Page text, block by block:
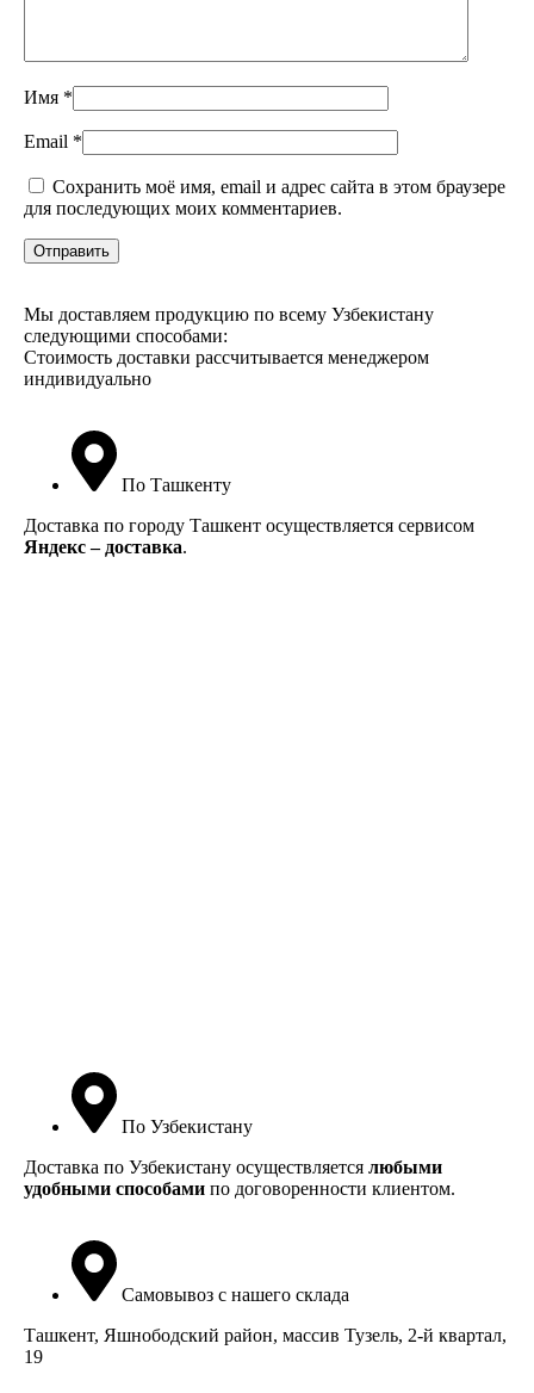
Имя *
Email *
Сохранить моё имя, email и адрес сайта в этом браузере
для последующих моих комментариев.
Мы доставляем продукцию по всему Узбекистану
следующими способами:
Стоимость доставки рассчитывается менеджером
индивидуально
По Ташкенту
Доставка по городу Ташкент осуществляется сервисом
Яндекс – доставка.
По Узбекистану
Доставка по Узбекистану осуществляется любыми
удобными способами по договоренности клиентом.
Самовывоз с нашего склада
Ташкент, Яшнободский район, массив Тузель, 2-й квартал,
19